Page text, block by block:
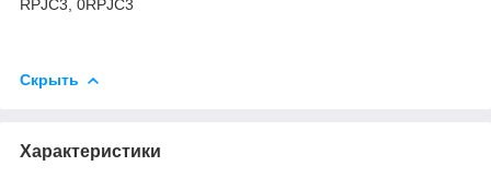
RPJC3, 0RPJC3
Скрыть
Характеристики